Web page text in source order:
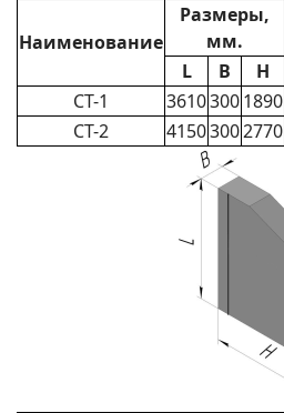
Наименование
Размеры,
мм.
L B
H
СТ-1
36103001890
СТ-2
41503002770